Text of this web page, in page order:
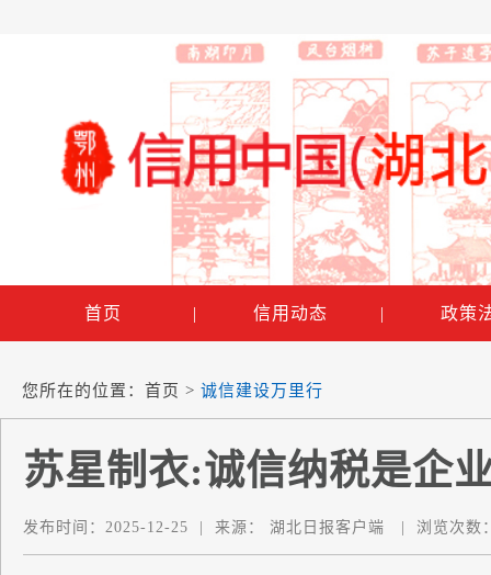
首页 | 信用动态 | 政策
您所在的位置： 首页 > 诚信建设万里行
苏星制衣:诚信纳税是企
发布时间： 2025-12-25 来源： 湖北日报客户端 浏览次数